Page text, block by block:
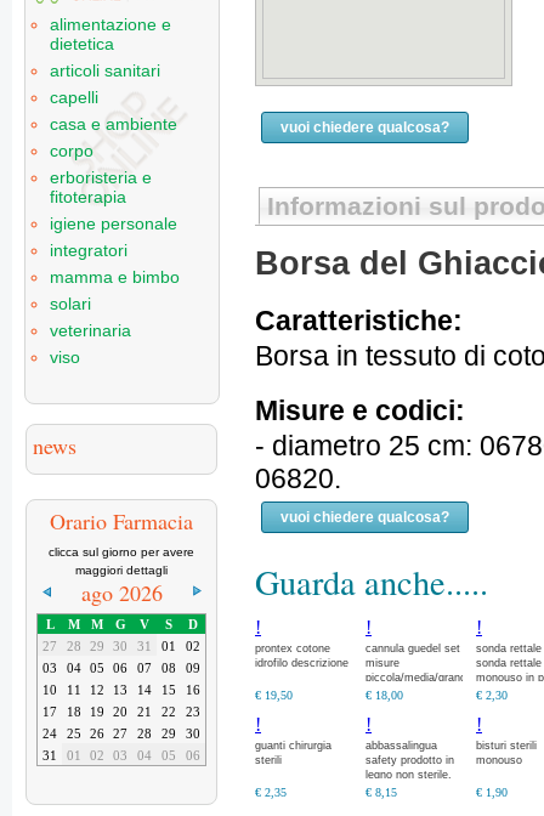
alimentazione e
dietetica
articoli sanitari
capelli
casa e ambiente
corpo
erboristeria e
fitoterapia
igiene personale
integratori
mamma e bimbo
solari
veterinaria
viso
news
Orario Farmacia
clicca sul giorno per avere
maggiori dettagli
ago 2026
L M M G V S
D
27
28 29 30 31 01
02
03
04 05 06 07 08
09
10
11 12 13 14 15
16
17
18 19 20 21 22
23
24
25 26 27 28 29
30
31
01 02 03 04 05 06
vuoi chiedere qualcosa?
Informazioni sul
Borsa del
Caratteristiche:
Borsa in tessuto di
Misure e codici:
- diametro 25 cm:
06820.
vuoi chiedere qualcosa?
Guarda anche.....
!
prontex cotone
idrofilo descrizione
€ 19,50
!
cannula guedel set
misure
piccola/media/grande
06480
€ 18,00
!
sonda rettale
sonda rettale
monouso in
trasparente
di medicinali
via
€ 2,30
!
guanti chirurgia
sterili
€ 2,35
!
abbassalingua
safety prodotto in
legno non sterile.
€ 8,15
!
bisturi sterili
monouso
€ 1,90